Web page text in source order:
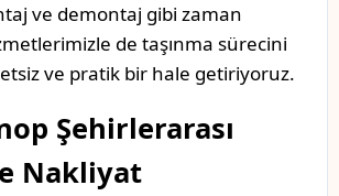
ve demontaj gibi zaman
de taşınma sürecini
ve pratik bir hale getiriyoruz.
Şehirlerarası
Nakliyat